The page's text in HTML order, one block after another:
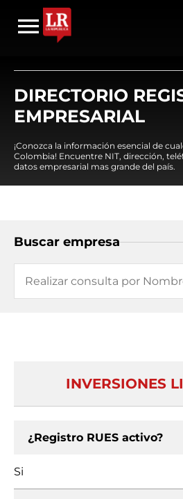
DIRECTORIO
EMPRESARIAL
¡Conozca la información esencial de
Colombia! Encuentre NIT, dirección,
datos empresarial mas grande del país.
Buscar empresa
INVERSIONES
¿Registro RUES activo?
Si